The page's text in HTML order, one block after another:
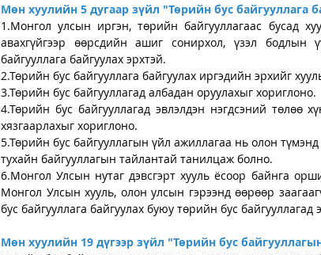
Мөн хуулийн 5 дугаар зүйл "Төрийн бус байгууллага
1.Монгол улсын иргэн, төрийн байгууллагаас бусад
авахгүйгээр өөрсдийн ашиг сонирхол, үзэл бодлын
байгууллага байгуулах эрхтэй.
2.Төрийн бус байгууллага байгуулах иргэдийн эрхийг
3.Төрийн бус байгууллагад албадан оруулахыг хориглоно.
4.Төрийн бус байгууллагад эвлэлдэн нэгдсэний төлөө
хязгаарлахыг хориглоно.
5.Төрийн бус байгууллагын үйл ажиллагаа нь олон
тухайн байгууллагын тайлантай танилцаж болно.
6.Монгол Улсын нутаг дэвсгэрт хууль ёсоор байнга
Монгол Улсын хууль, олон улсын гэрээнд өөрөөр
бус байгууллага байгуулах буюу төрийн бус байгууллагад
Мөн хуулийн 19 дүгээр зүйл "Төрийн бус